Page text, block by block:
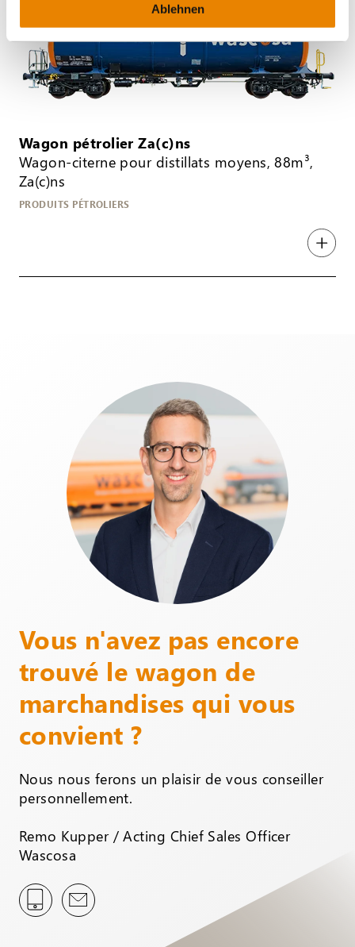
Ablehnen
Wagon pétrolier Za(c)ns
Wagon-citerne pour distillats moyens, 88m³,
Za(c)ns
PRODUITS PÉTROLIERS
Vous n'avez pas encore
trouvé le wagon de
marchandises qui vous
convient ?
Nous nous ferons un plaisir de vous conseiller
personnellement.
Remo Kupper / Acting Chief Sales Officer
Wascosa